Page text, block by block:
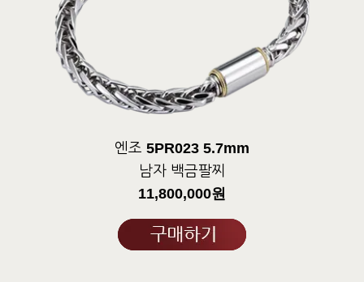
엔조 5PR023 5.7mm
남자 백금팔찌
11,800,000원